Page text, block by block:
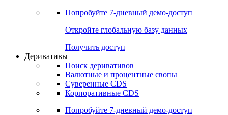
Попробуйте 7-дневный демо-доступ
Откройте глобальную базу данных
Получить доступ
Деривативы
Поиск деривативов
Валютные и процентные свопы
Суверенные CDS
Корпоративные CDS
Попробуйте 7-дневный демо-доступ